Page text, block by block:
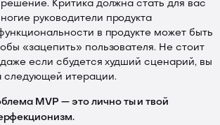
Критика должна стать для вас
руководители продукта
в продукте может быть
«зацепить» пользователя. Не стоит
даже если сбудется худший сценарий, вы
следующей итерации.
MVP — это лично ты и твой